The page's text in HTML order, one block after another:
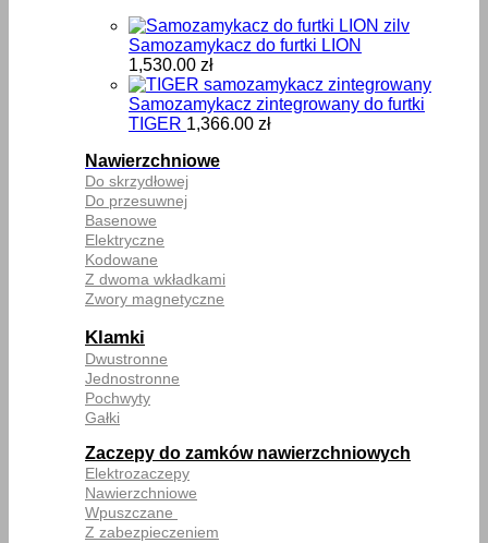
Samozamykacz do furtki LION
1,530.00 zł
Samozamykacz zintegrowany do furtki
TIGER 1,366.00 zł
Nawierzchniowe
Do skrzydłowej
Do przesuwnej
Basenowe
Elektryczne
Kodowane
Z dwoma wkładkami
Zwory magnetyczne
Klamki
Dwustronne
Jednostronne
Pochwyty
Gałki
Zaczepy do zamków nawierzchniowych
Elektrozaczepy
Nawierzchniowe
Wpuszczane
Z zabezpieczeniem